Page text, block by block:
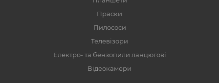
Праски
Пилососи
Телевізори
Електро- та бензопили ланцюгові
Відеокамери